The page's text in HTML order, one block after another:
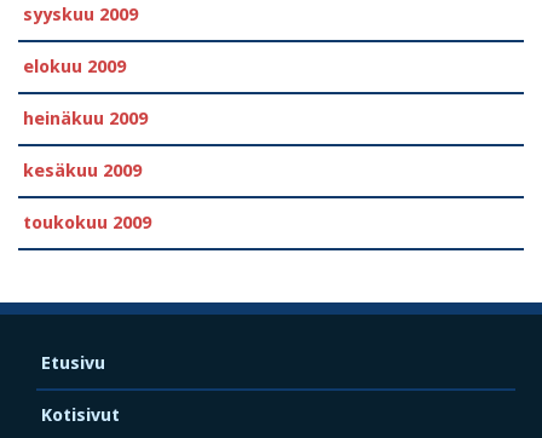
syyskuu 2009
elokuu 2009
heinäkuu 2009
kesäkuu 2009
toukokuu 2009
Etusivu
Kotisivut